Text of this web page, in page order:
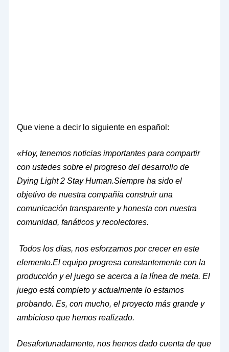
Que viene a decir lo siguiente en español:
«Hoy, tenemos noticias importantes para compartir
con ustedes sobre el progreso del desarrollo de
Dying Light 2 Stay Human.Siempre ha sido el
objetivo de nuestra compañía construir una
comunicación transparente y honesta con nuestra
comunidad, fanáticos y recolectores.
Todos los días, nos esforzamos por crecer en este
elemento.El equipo progresa constantemente con la
producción y el juego se acerca a la línea de meta. El
juego está completo y actualmente lo estamos
probando. Es, con mucho, el proyecto más grande y
ambicioso que hemos realizado.
Desafortunadamente, nos hemos dado cuenta de que